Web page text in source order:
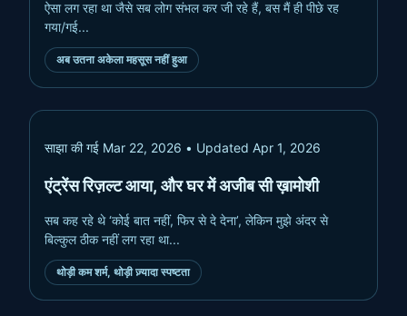
ऐसा लग रहा था जैसे सब लोग संभल कर जी रहे हैं, बस मैं ही पीछे रह
गया/गई...
रात के 2:13 बजे, स्क्रोल करते हुए बस ठीक होने का नाटक
अब उतना अकेला महसूस नहीं हुआ
साझा की गई Mar 22, 2026 • Updated Apr 1, 2026
एंट्रेंस रिज़ल्ट आया, और घर में अजीब सी ख़ामोशी
सब कह रहे थे ‘कोई बात नहीं, फिर से दे देना’, लेकिन मुझे अंदर से
बिल्कुल ठीक नहीं लग रहा था...
एंट्रेंस रिज़ल्ट आया, और घर में अजीब सी ख़ामोशी
थोड़ी कम शर्म, थोड़ी ज़्यादा स्पष्टता